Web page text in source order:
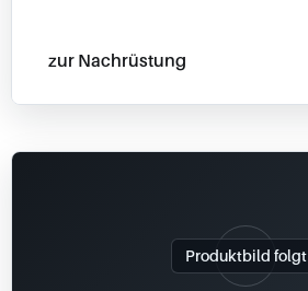
zur Nachrüstung
Produktbild folgt